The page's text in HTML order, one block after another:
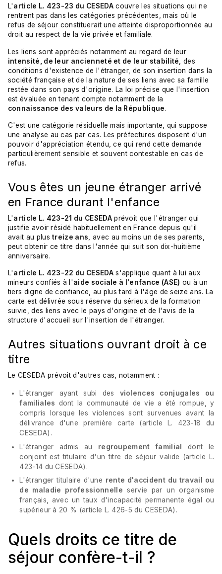
L'article L. 423-23 du CESEDAcouvre les situations qui ne
rentrent pas dans les catégories précédentes, mais où le
refus de séjour constituerait une atteinte disproportionnée au
droit au respect de la vie privée et familiale.
Les liens sont appréciés notamment au regard de leur
intensité, de leur ancienneté et de leur stabilité , des
conditions d'existence de l'étranger, de son insertion dans la
société française et de la nature de ses liens avec sa famille
restée dans son pays d'origine. La loi précise que l'insertion
est évaluée en tenant compte notamment de la
connaissance des valeurs de la République.
C'est une catégorie résiduelle mais importante, qui suppose
une analyse au cas par cas. Les préfectures disposent d'un
pouvoir d'appréciation étendu, ce qui rend cette demande
particulièrement sensible et souvent contestable en cas de
refus.
Vous êtes un jeune étranger arrivé
en France durant l'enfance
L'article L. 423-21 du CESEDAprévoit que l'étranger qui
justifie avoir résidé habituellement en France depuis qu'il
avait au plustreize ans , avec au moins un de ses parents,
peut obtenir ce titre dans l'année qui suit son dix-huitième
anniversaire.
L'article L. 423-22 du CESEDAs'applique quant à lui aux
mineurs confiés à l'aide sociale à l'enfance (ASE) ou à un
tiers digne de confiance, au plus tard à l'âge de seize ans. La
carte est délivrée sous réserve du sérieux de la formation
suivie, des liens avec le pays d'origine et de l'avis de la
structure d'accueil sur l'insertion de l'étranger.
Autres situations ouvrant droit à ce
titre
Le CESEDA prévoit d'autres cas, notamment :
L'étranger ayant subi des violences conjugales ou
familiales dont la communauté de vie a été rompue, y
compris lorsque les violences sont survenues avant la
délivrance d'une première carte (article L. 423-18 du
CESEDA).
L'étranger admis au regroupement familial dont le
conjoint est titulaire d'un titre de séjour valide (article L.
423-14 du CESEDA).
L'étranger titulaire d'une rente d'accident du travail ou
de maladie professionnelle servie par un organisme
français, avec un taux d'incapacité permanente égal ou
supérieur à 20 % (article L. 426-5 du CESEDA).
Quels droits ce titre de
séjour confère-t-il ?